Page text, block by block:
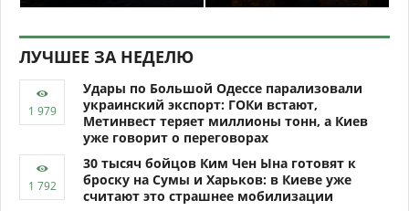
ЛУЧШЕЕ ЗА НЕДЕЛЮ
Удары по Большой Одессе парализовали
украинский экспорт: ГОКи встают,
Метинвест теряет миллионы тонн, а Киев
уже говорит о переговорах
30 тысяч бойцов Ким Чен Ына готовят к
броску на Сумы и Харьков: в Киеве уже
считают это страшнее мобилизации